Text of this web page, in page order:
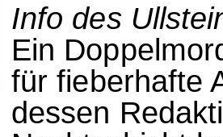
Info des
Ein
für fieberhafte
dessen